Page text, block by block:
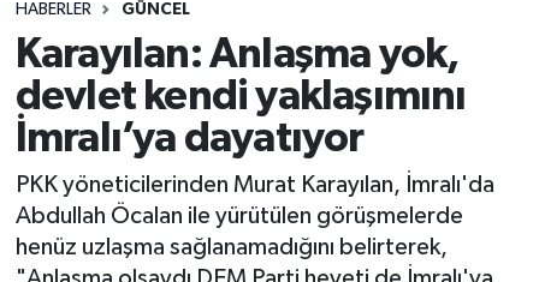
HABERLER GÜNCEL
Karayılan: Anlaşma yok,
devlet kendi yaklaşımını
İmralı’ya dayatıyor
PKK yöneticilerinden Murat Karayılan, İmralı'da
Abdullah Öcalan ile yürütülen görüşmelerde
henüz uzlaşma sağlanamadığını belirterek,